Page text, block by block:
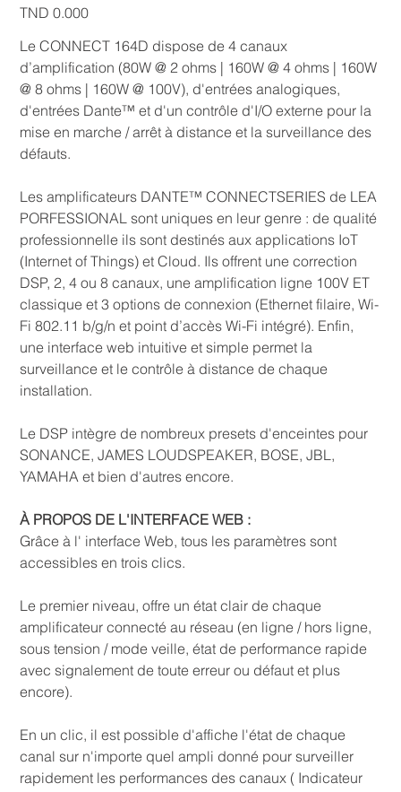
Price
TND 0.000
Le CONNECT 164D dispose de 4 canaux
d’amplification (80W @ 2 ohms | 160W @ 4 ohms | 160W
@ 8 ohms | 160W @ 100V), d'entrées analogiques,
d'entrées Dante™ et d'un contrôle d'I/O externe pour la
mise en marche / arrêt à distance et la surveillance des
défauts.
Les amplificateurs DANTE™ CONNECTSERIES de LEA
PORFESSIONAL sont uniques en leur genre : de qualité
professionnelle ils sont destinés aux applications IoT
(Internet of Things) et Cloud. Ils offrent une correction
DSP, 2, 4 ou 8 canaux, une amplification ligne 100V ET
classique et 3 options de connexion (Ethernet filaire, Wi-
Fi 802.11 b/g/n et point d’accès Wi-Fi intégré). Enfin,
une interface web intuitive et simple permet la
surveillance et le contrôle à distance de chaque
installation.
Le DSP intègre de nombreux presets d'enceintes pour
SONANCE, JAMES LOUDSPEAKER, BOSE, JBL,
YAMAHA et bien d'autres encore.
À PROPOS DE L'INTERFACE WEB :
Grâce à l' interface Web, tous les paramètres sont
accessibles en trois clics.
Le premier niveau, offre un état clair de chaque
amplificateur connecté au réseau (en ligne / hors ligne,
sous tension / mode veille, état de performance rapide
avec signalement de toute erreur ou défaut et plus
encore).
En un clic, il est possible d'affiche l'état de chaque
canal sur n'importe quel ampli donné pour surveiller
rapidement les performances des canaux ( Indicateur